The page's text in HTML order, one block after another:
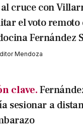
cruce con
el voto remoto
Fernández
Mendoza
clave.
sesionar a